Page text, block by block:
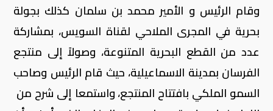
وقام الرئيس و الأمير محمد بن سلمان كذلك بجولة
بحرية في المجرى الملاحي لقناة السويس، بمشاركة
عدد من القطع البحرية المتنوعة، وصولاً إلى منتجع
الفرسان بمدينة الاسماعيلية، حيث قام الرئيس وصاحب
السمو الملكي بافتتاح المنتجع، واستمعا إلى شرح من